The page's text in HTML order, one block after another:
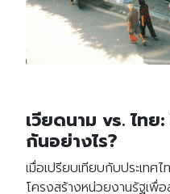
เวียดนาม vs. ไทย
กันอย่างไร?
เมื่อเปรียบเทียบกับประเทศ
โครงสร้างหน่วยงานรัฐเพื่อ